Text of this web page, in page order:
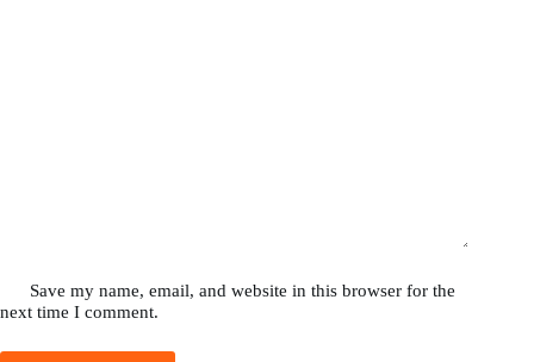
Save my name, email, and website in this browser for the
next time I comment.